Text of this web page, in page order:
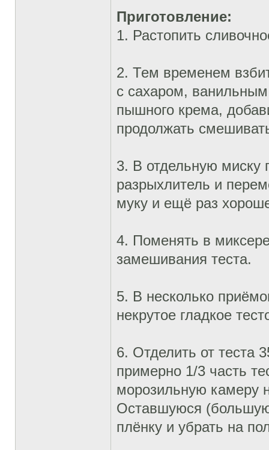
Приготовление:
1. Растопить
2. Тем временем
с сахаром,
пышного крема,
продолжать
3. В отдельную миску
разрыхлитель и
муку и ещё раз
4. Поменять в
замешивания теста.
5. В несколько
некрутое гладкое
6. Отделить от теста
примерно 1/3 часть
морозильную камеру
Оставшуюся
плёнку и убрать на